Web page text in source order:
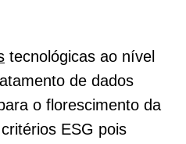
tecnológicas ao nível
de dados
o florescimento da
ESG pois